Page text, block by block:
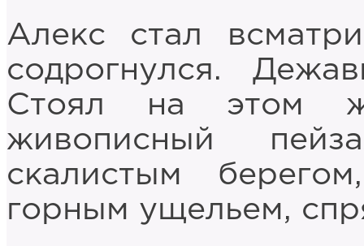
Алекс стал
содрогнулся.
Стоял на этом
живописный
скалистым
горным ущельем,